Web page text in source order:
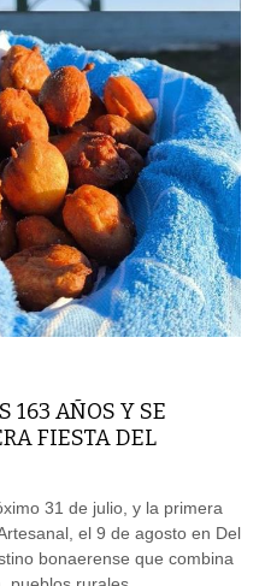
163 AÑOS Y SE
FIESTA DEL
31 de julio, y la primera
el 9 de agosto en Del
bonaerense que combina